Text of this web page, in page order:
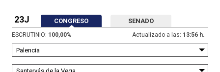
23J CONGRESO SENADO
ESCRUTINIO: 100,00% Actualizado a las: 13:56 h.